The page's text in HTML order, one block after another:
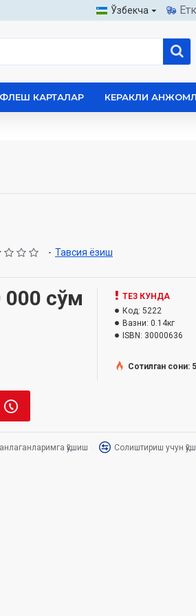
Ўзбекча
ФЛЕШ КАРТАЛАР КЕРАКЛИ
- Тавсия ёзиш
000 сўм
ТЕЗ КУНДА
Код: 5222
Вазни: 0.14кг
ISBN: 30000636
Сотилган сони:
қўшиш Солиштириш учун